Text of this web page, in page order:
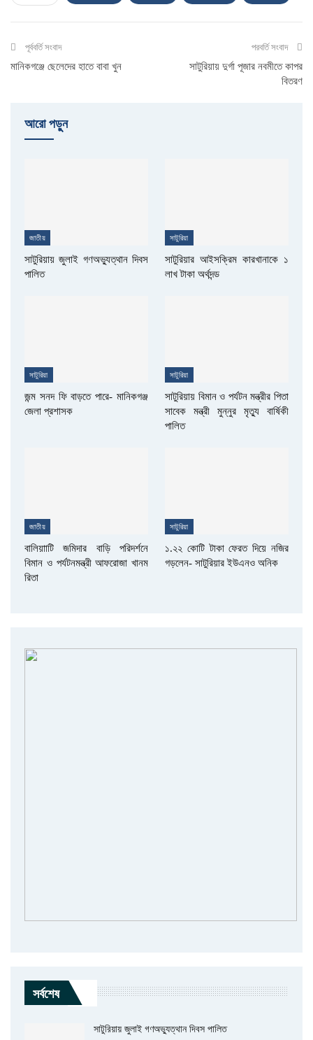
পূর্ববর্তি সংবাদ
মানিকগঞ্জে ছেলেদের হাতে বাবা খুন
পরবর্তি সংবাদ
সাটুরিয়ায় দুর্গা পূজার নবমীতে কাপর
বিতরণ
আরো পড়ুুন
জাতীয়
সাটুরিয়ায় জুলাই গণঅভ্যুত্থান দিবস
পালিত
সাটুরিয়া
সাটুরিয়ার আইসক্রিম কারখানাকে ১
লাখ টাকা অর্থদন্ড
সাটুরিয়া
জন্ম সনদ ফি বাড়তে পারে- মানিকগঞ্জ
জেলা প্রশাসক
সাটুরিয়া
সাটুরিয়ায় বিমান ও পর্যটন মন্ত্রীর পিতা
সাবেক মন্ত্রী মুন্নুর মৃত্যু বার্ষিকী
পালিত
জাতীয়
বালিয়াাটি জমিদার বাড়ি পরিদর্শনে
বিমান ও পর্যটনমন্ত্রী আফরোজা খানম
রিতা
সাটুরিয়া
১.২২ কোটি টাকা ফেরত দিয়ে নজির
গড়লেন- সাটুরিয়ার ইউএনও অনিক
সর্বশেষ
সাটুরিয়ায় জুলাই গণঅভ্যুত্থান দিবস পালিত